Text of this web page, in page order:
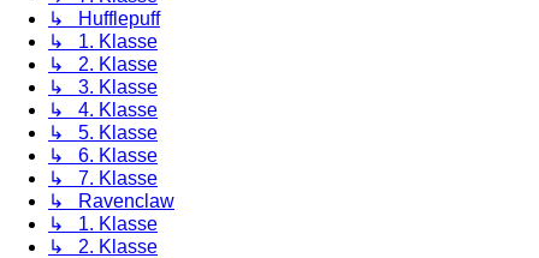
↳ Hufflepuff
↳ 1. Klasse
↳ 2. Klasse
↳ 3. Klasse
↳ 4. Klasse
↳ 5. Klasse
↳ 6. Klasse
↳ 7. Klasse
↳ Ravenclaw
↳ 1. Klasse
↳ 2. Klasse